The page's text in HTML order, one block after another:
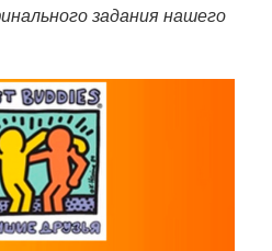
задания нашего